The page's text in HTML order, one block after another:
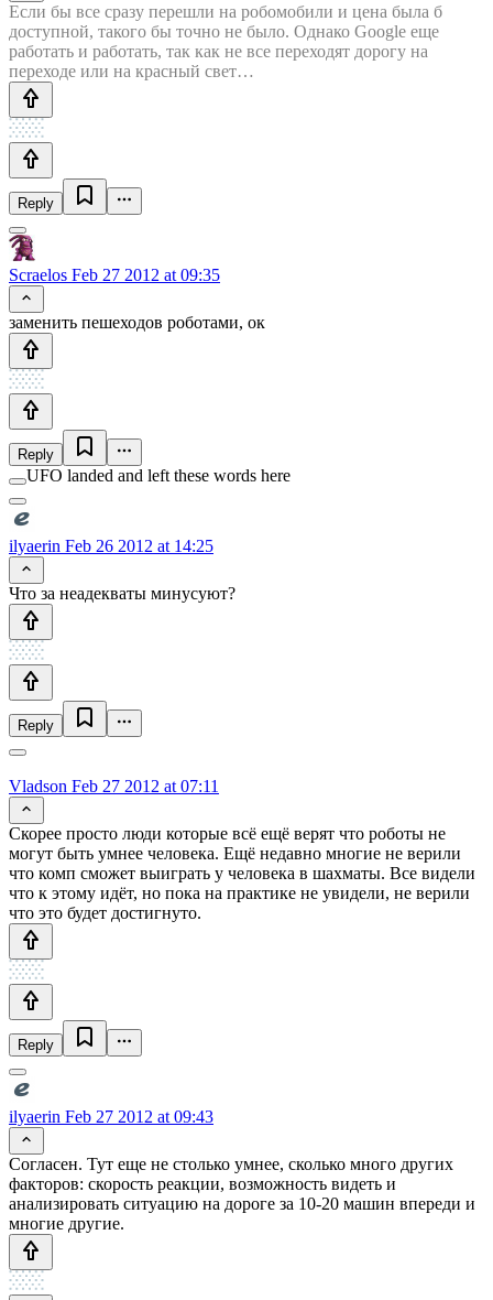
Если бы все сразу перешли на робомобили и цена была б
доступной, такого бы точно не было. Однако Google еще
работать и работать, так как не все переходят дорогу на
переходе или на красный свет…
Reply
Scraelos Feb 27 2012 at 09:35
заменить пешеходов роботами, ок
Reply
UFO landed and left these words here
ilyaerin Feb 26 2012 at 14:25
Что за неадекваты минусуют?
Reply
Vladson Feb 27 2012 at 07:11
Скорее просто люди которые всё ещё верят что роботы не
могут быть умнее человека. Ещё недавно многие не верили
что комп сможет выиграть у человека в шахматы. Все видели
что к этому идёт, но пока на практике не увидели, не верили
что это будет достигнуто.
Reply
ilyaerin Feb 27 2012 at 09:43
Согласен. Тут еще не столько умнее, сколько много других
факторов: скорость реакции, возможность видеть и
анализировать ситуацию на дороге за 10-20 машин впереди и
многие другие.